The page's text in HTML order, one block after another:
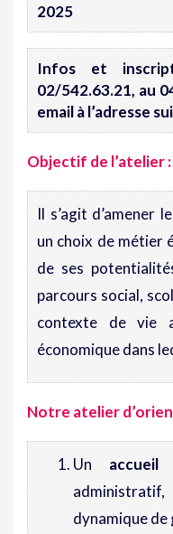
2025
Infos et
02/542.63.21, au
email à l’adresse
Objectif de l’atelier:
Il s’agit d’amener
un choix de métier
de ses
parcours social,
contexte de vie
économique dans
Notre atelier
Un accueil:
dynamique de